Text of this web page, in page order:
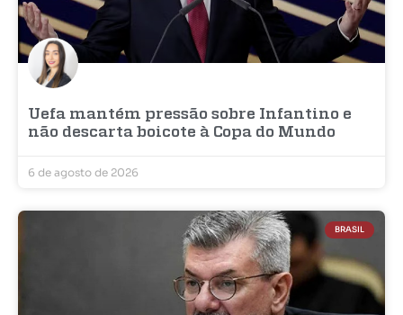
Uefa mantém pressão sobre Infantino e
não descarta boicote à Copa do Mundo
6 de agosto de 2026
BRASIL